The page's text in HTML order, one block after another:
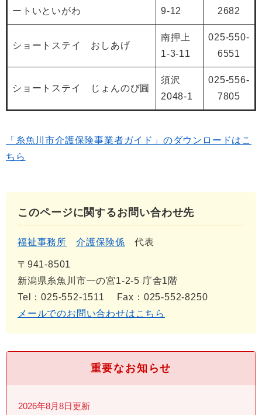
ートいといがわ
9-12
2682
ショートステイ おしあげ
南押上
1-3-11
025-550-
6551
ショートステイ じょんのび圓
須沢
2048-1
025-556-
7805
「糸魚川市介護保険事業者ガイド」のダウンロードはこ
ちら
このページに関するお問い合わせ先
福祉事務所 介護保険係 代表
〒941-8501
新潟県糸魚川市一の宮1-2-5 庁舎1階
Tel：025-552-1511
Fax：025-552-8250
メールでのお問い合わせはこちら
重要なお知らせ
2026年8月8日更新